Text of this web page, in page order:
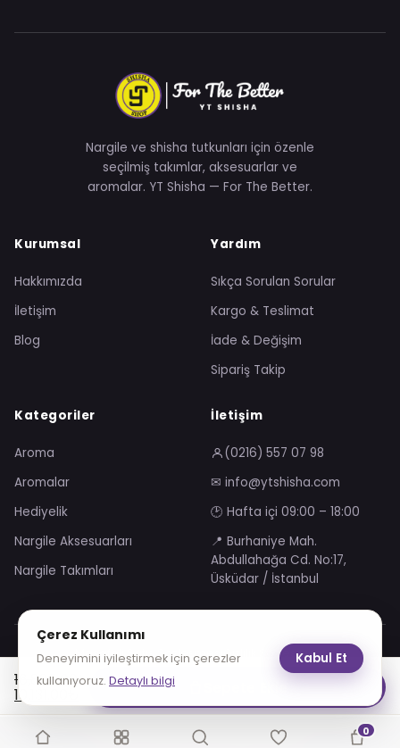
16,885.00₺
Orijinal
fiyat:
16,885.00₺.
10,131.00
Şu
andaki
fiyat:
Nargile ve shisha tutkunları için özenle
seçilmiş takımlar, aksesuarlar ve
aromalar. YT Shisha — For The Better.
Kurumsal
Hakkımızda
İletişim
Blog
Yardım
Sıkça Sorulan Sorular
Kargo & Teslimat
İade & Değişim
Sipariş Takip
Kategoriler
Aroma
Aromalar
Hediyelik
Nargile Aksesuarları
Nargile Takımları
İletişim
(0216) 557 07 98
✉ info@ytshisha.com
🕑 Hafta içi 09:00 – 18:00
📍 Burhaniye Mah.
Abdullahağa Cd. No:17,
Üsküdar / İstanbul
Mesafeli Satış SözleşmesiGizlilik Sözleşmesi
KVKK Aydınlatma Metni
Çerez Politikası
© 2026 YT Shisha. Tüm hakları saklıdır. 0
Çerez Kullanımı
Deneyimini iyileştirmek için çerezler
kullanıyoruz. Detaylı bilgi
Kabul Et